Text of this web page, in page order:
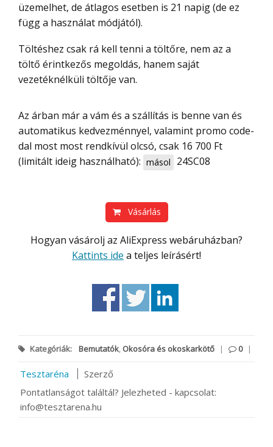
üzemelhet, de átlagos esetben is 21 napig (de ez
függ a használat módjától).
Töltéshez csak rá kell tenni a töltőre, nem az a
töltő érintkezős megoldás, hanem saját
vezetéknélküli töltője van.
Az árban már a vám és a szállítás is benne van és
automatikus kedvezménnyel, valamint promo code-
dal most most rendkívül olcsó, csak 16 700 Ft
(limitált ideig használható): másol 24SC08
Vásárlás
Hogyan vásárolj az AliExpress webáruházban?
Kattints ide a teljes leírásért!
Kategóriák: Bemutatók Okosóra és okoskarkötő | 0 |
Tesztaréna
Szerző
Pontatlanságot találtál? Jelezheted - kapcsolat:
info@tesztarena.hu